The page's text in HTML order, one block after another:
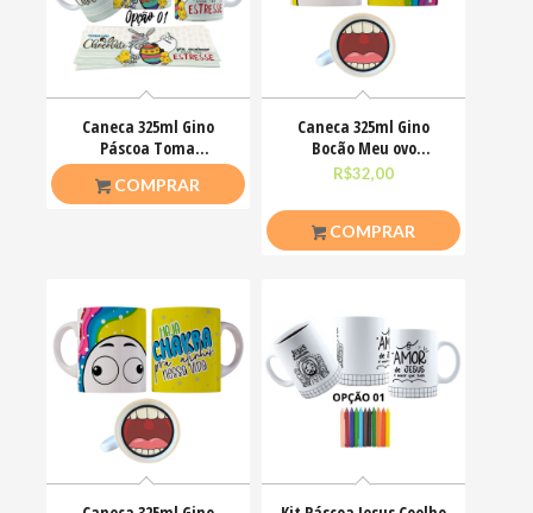
Caneca 325ml Gino
Páscoa Toma
chocolate pra acalmar
esse teu estresse
COMPRAR
Caneca 325ml Gino
Bocão Meu ovo
Engraçadas Meme
R$32,00
COMPRAR